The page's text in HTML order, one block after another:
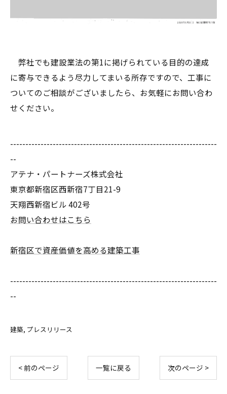
弊社でも建設業法の第1に掲げられている目的の達成
に寄与できるよう尽力してまいる所存ですので、工事に
ついてのご相談がございましたら、お気軽にお問い合わ
せください。
--------------------------------------------------------------------
--
アテナ・パートナーズ株式会社
東京都新宿区西新宿7丁目21-9
天翔西新宿ビル 402号
お問い合わせはこちら
新宿区で資産価値を高める建築工事
--------------------------------------------------------------------
--
建築 プレスリリース
< 前のページ 一覧に戻る 次のページ >